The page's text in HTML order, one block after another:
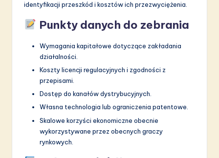
identyfikacji przeszkód i kosztów ich przezwyciężenia.
Punkty danych do zebrania
Wymagania kapitałowe dotyczące zakładania
działalności.
Koszty licencji regulacyjnych i zgodności z
przepisami.
Dostęp do kanałów dystrybucyjnych.
Własna technologia lub ograniczenia patentowe.
Skalowe korzyści ekonomiczne obecnie
wykorzystywane przez obecnych graczy
rynkowych.